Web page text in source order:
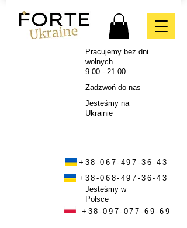
Pracujemy bez dni
wolnych
9.00 - 21.00
Zadzwoń do nas
Jesteśmy na
Ukrainie
+38-067-497-36-43
+38-068-497-36-43
Jesteśmy w
Polsce
+38-097-077-69-69